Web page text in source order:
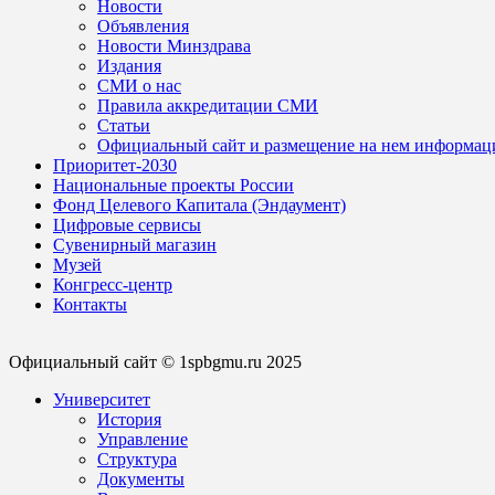
Новости
Объявления
Новости Минздрава
Издания
СМИ о нас
Правила аккредитации СМИ
Статьи
Официальный сайт и размещение на нем
Приоритет-2030
Национальные проекты России
Фонд Целевого Капитала (Эндаумент)
Цифровые сервисы
Сувенирный магазин
Музей
Конгресс-центр
Контакты
Официальный сайт © 1spbgmu.ru 2025
Университет
История
Управление
Структура
Документы